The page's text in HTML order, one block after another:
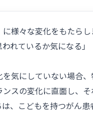
様々な変化をもたらし
れているか気になる
気にしていない場合
スの変化に直面し、
、こどもを持つがん